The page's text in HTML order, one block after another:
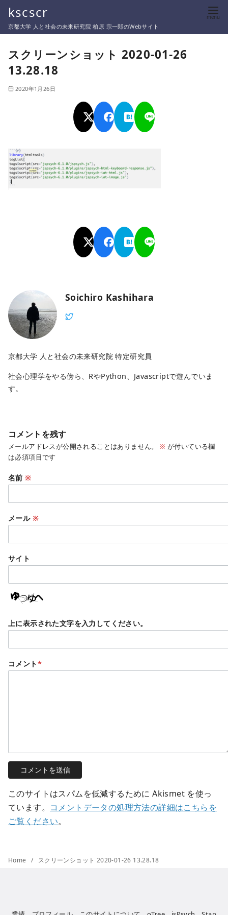
テ
kscscr
京都大学 人と社会の未来研究院 柏原 宗一郎のWebサイト
スクリーンショット 2020-01-26
13.28.18
2020年1月26日
Soichiro Kashihara
京都大学 人と社会の未来研究院 特定研究員
社会心理学をやる傍ら、RやPython、Javascriptで遊んでいま
す。
コメントを残す
メールアドレスが公開されることはありません。 ※ が付いている欄
は必須項目です
名前※
メール ※
サイト
上に表示された文字を入力してください。
コメント*
このサイトはスパムを低減するために Akismet を使っ
ています。 コメントデータの処理方法の詳細はこちらを
ご覧ください。
Home スクリーンショット 2020-01-26 13.28.18